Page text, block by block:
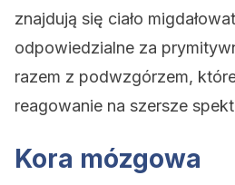
znajdują się ciało
odpowiedzialne za
razem z podwzgórzem,
reagowanie na szersze
Kora mózgowa